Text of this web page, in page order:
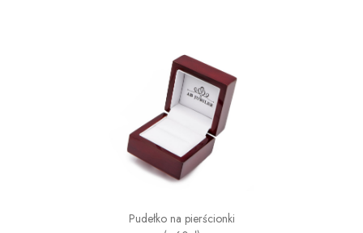
Pudełko na pierścionki